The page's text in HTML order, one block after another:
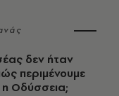
δεν ήταν
περιμένουμε
η Οδύσσεια;